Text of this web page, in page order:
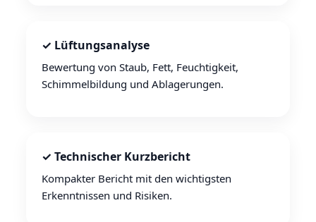
✓ Lüftungsanalyse
Bewertung von Staub, Fett, Feuchtigkeit,
Schimmelbildung und Ablagerungen.
✓ Technischer Kurzbericht
Kompakter Bericht mit den wichtigsten
Erkenntnissen und Risiken.